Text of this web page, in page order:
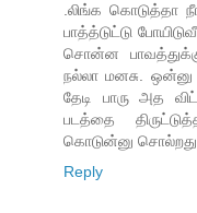
.லிங்க
பாத்த்டுட்டு
சொன்ன
நல்லா மனசு. ஒன்னு
தேடி பாரு அத
படத்தை
கொடுன்னு
Reply